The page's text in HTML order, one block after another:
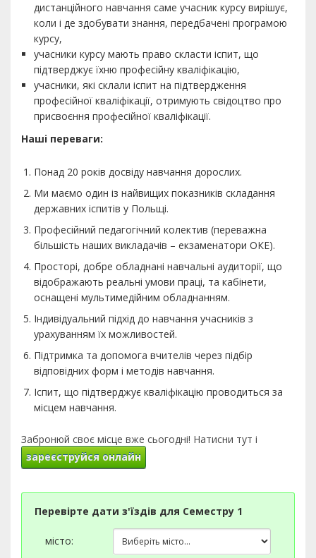
дистанційного навчання саме учасник курсу вирішує,
коли і де здобувати знання, передбачені програмою
курсу,
учасники курсу мають право скласти іспит, що
підтверджує їхню професійну кваліфікацію,
учасники, які склали іспит на підтвердження
професійної кваліфікації, отримують свідоцтво про
присвоєння професійної кваліфікації.
Наші переваги:
Понад 20 років досвіду навчання дорослих.
Ми маємо один із найвищих показників складання
державних іспитів у Польщі.
Професійний педагогічний колектив (переважна
більшість наших викладачів – екзаменатори ОКЕ).
Просторі, добре обладнані навчальні аудиторії, що
відображають реальні умови праці, та кабінети,
оснащені мультимедійним обладнанням.
Індивідуальний підхід до навчання учасників з
урахуванням їх можливостей.
Підтримка та допомога вчителів через підбір
відповідних форм і методів навчання.
Іспит, що підтверджує кваліфікацію проводиться за
місцем навчання.
Забронюй своє місце вже сьогодні! Натисни тут і
зареєструйся онлайн
Перевірте дати з'їздів для Семестру 1
місто: